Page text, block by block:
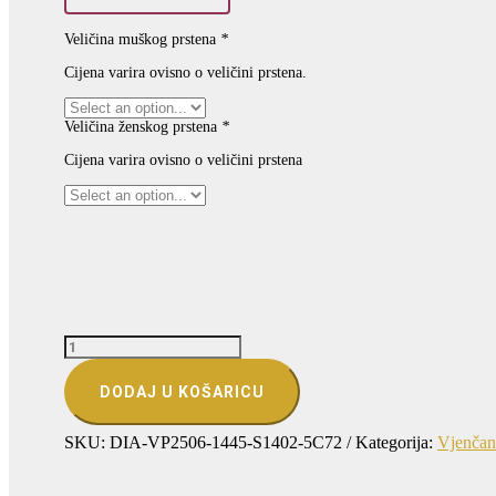
Veličina muškog prstena *
Cijena varira ovisno o veličini prstena.
Veličina ženskog prstena *
Cijena varira ovisno o veličini prstena
VJENČANO
PRSTENJE
SOLOLINIJA
–
TIHA
SNAGA
JEDNOG
DODAJ U KOŠARICU
SKU: DIA-VP2506-1445-S1402-5C72 Kategorija: